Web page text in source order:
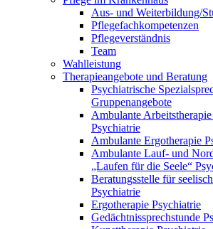
Aus- und Weiterbildung/
Pflegefachkompetenzen
Pflegeverständnis
Team
Wahlleistung
Therapieangebote und Beratung
Psychiatrische
Gruppenangebote
Ambulante
Psychiatrie
Ambulante Ergotherapie
Ambulante Lauf- und
„Laufen für die Seele“
Beratungsstelle für
Psychiatrie
Ergotherapie Psychiatrie
Gedächtnissprechstunde